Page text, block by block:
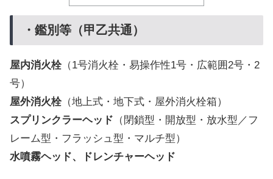
・鑑別等（甲乙共通）
屋内消火栓（1号消火栓・易操作性1号・広範囲2号・2
号）
屋外消火栓（地上式・地下式・屋外消火栓箱）
スプリンクラーヘッド （閉鎖型・開放型・放水型／フ
レーム型・フラッシュ型・マルチ型）
水噴霧ヘッド、ドレンチャーヘッド